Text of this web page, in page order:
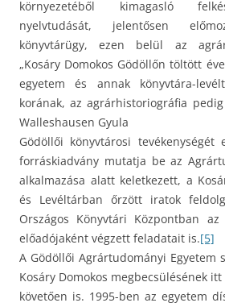
környezetéből kimagasló
nyelvtudását, jelentősen
könyvtárügy, ezen belül az
„Kosáry Domokos Gödöllőn töltött
egyetem és annak könyvtára-
korának, az agrárhistoriográfia
Walleshausen Gyula
Gödöllői könyvtárosi tevékenységét
forráskiadvány mutatja be az
alkalmazása alatt keletkezett, a
és Levéltárban őrzött iratok
Országos Könyvtári Központban
előadójaként végzett feladatait is.[5]
A Gödöllői Agrártudományi Egyetem
Kosáry Domokos megbecsülésének
követően is. 1995-ben az egyetem